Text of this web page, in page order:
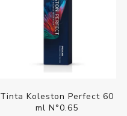
Tinta Koleston Perfect 60
ml N°0.65